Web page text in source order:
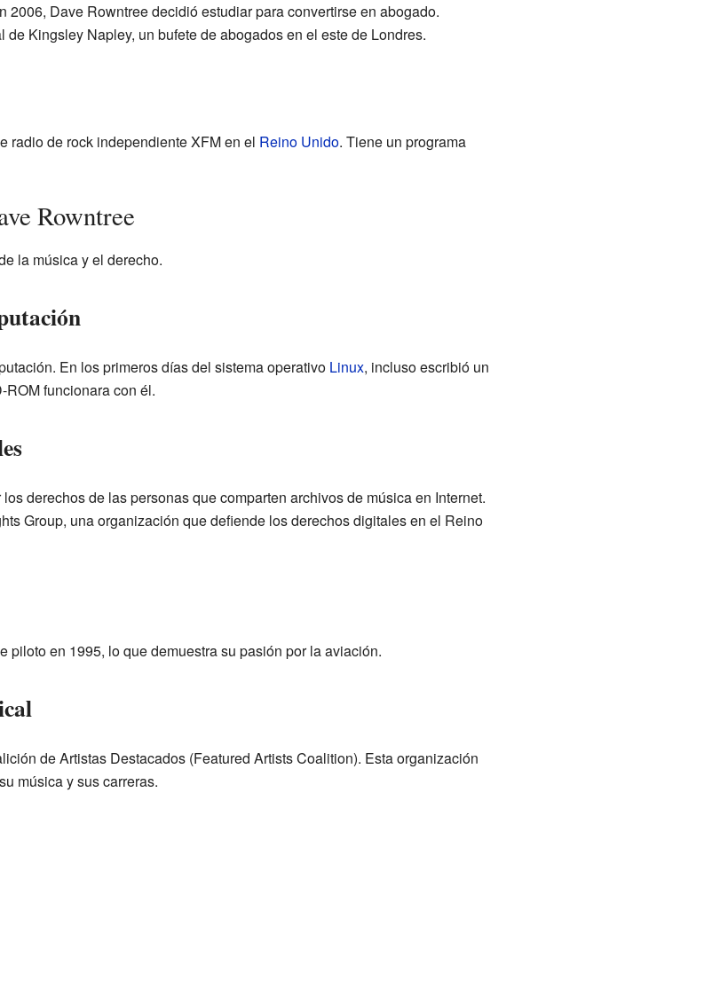
Dave Rowntree decidió estudiar para convertirse en abogado.
Kingsley Napley, un bufete de abogados en el este de Londres.
radio de rock independiente XFM en el Reino Unido. Tiene un programa
Rowntree
la música y el derecho.
En los primeros días del sistema operativo Linux, incluso escribió un
funcionara con él.
derechos de las personas que comparten archivos de música en Internet.
Group, una organización que defiende los derechos digitales en el Reino
piloto en 1995, lo que demuestra su pasión por la aviación.
de Artistas Destacados (Featured Artists Coalition). Esta organización
música y sus carreras.